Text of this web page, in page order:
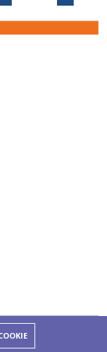
Follow Us